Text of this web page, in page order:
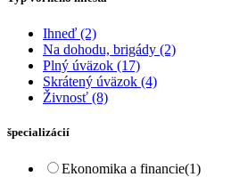
Ihneď (2)
Na dohodu, brigády (2)
Plný úväzok (17)
Skrátený úväzok (4)
Živnosť (8)
špecializácií
Ekonomika a financie(1)